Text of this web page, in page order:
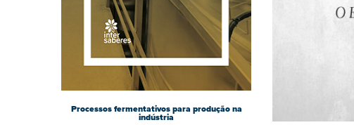
Processos fermentativos para produção na
indústria